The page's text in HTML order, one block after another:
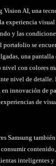
Vision AI, una
experiencia visual
y las
portafolio se
una pantalla
con colores
nivel de detalle.
en innovación de
de
Samsung
inteligentes y